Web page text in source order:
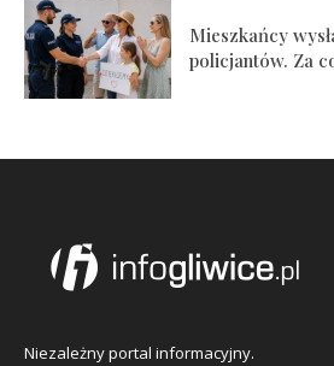
Mieszkańcy
policjantów. Za
Niezależny portal informacyjny.